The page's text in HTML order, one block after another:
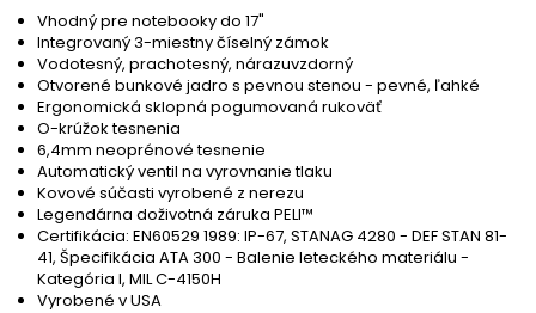
Vhodný pre notebooky do 17"
Integrovaný 3-miestny číselný zámok
Vodotesný, prachotesný, nárazuvzdorný
Otvorené bunkové jadro s pevnou stenou - pevné, ľahké
Ergonomická sklopná pogumovaná rukoväť
O-krúžok tesnenia
6,4mm neoprénové tesnenie
Automatický ventil na vyrovnanie tlaku
Kovové súčasti vyrobené z nerezu
Legendárna doživotná záruka PELI™
Certifikácia: EN60529 1989: IP-67, STANAG 4280 - DEF STAN 81-
41, Špecifikácia ATA 300 - Balenie leteckého materiálu -
Kategória I, MIL C-4150H
Vyrobené v USA